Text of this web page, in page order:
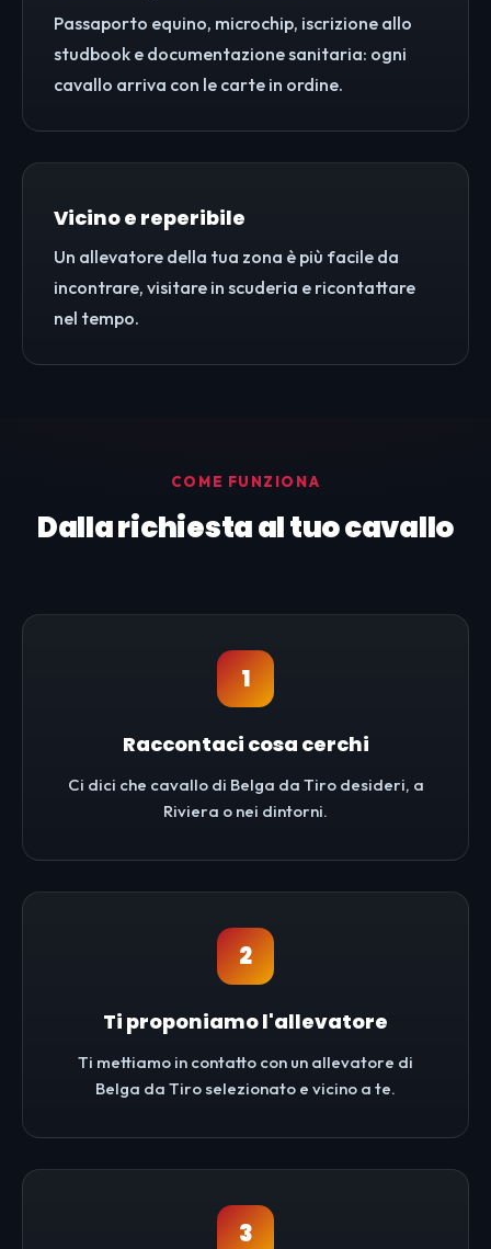
Passaporto equino, microchip, iscrizione allo
studbook e documentazione sanitaria: ogni
cavallo arriva con le carte in ordine.
Vicino e reperibile
Un allevatore della tua zona è più facile da
incontrare, visitare in scuderia e ricontattare
nel tempo.
COME FUNZIONA
Dalla richiesta al tuo cavallo
1
Raccontaci cosa cerchi
Ci dici che cavallo di Belga da Tiro desideri, a
Riviera o nei dintorni.
2
Ti proponiamo l'allevatore
Ti mettiamo in contatto con un allevatore di
Belga da Tiro selezionato e vicino a te.
3